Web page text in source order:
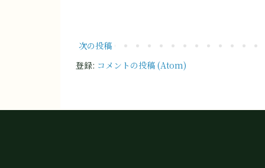
次の投稿
登録: コメントの投稿 (Atom)